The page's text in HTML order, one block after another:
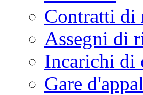
Contratti di
Assegni di
Incarichi di
Gare